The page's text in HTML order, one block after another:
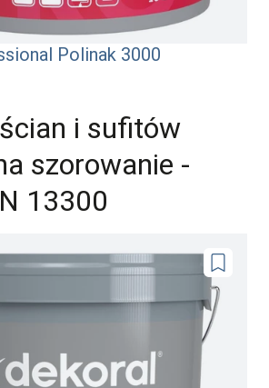
Polinak 3000
i sufitów
szorowanie -
13300
Dodaj